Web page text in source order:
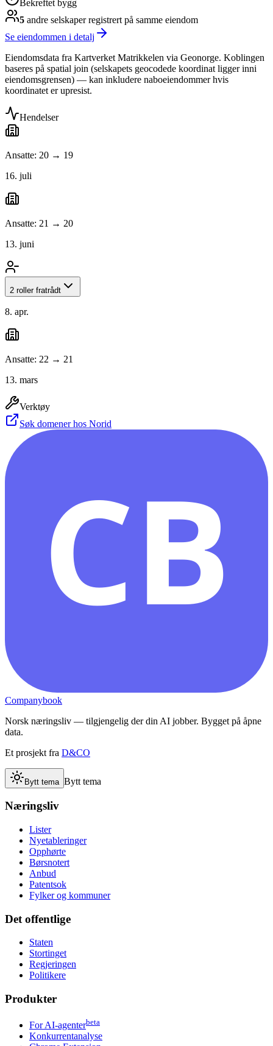
Bekreftet bygg
5 andre selskaperregistrert på samme eiendom
Se eiendommen i detalj
Eiendomsdata fra Kartverket Matrikkelen via Geonorge. Koblingen
baseres på spatial join (selskapets geocodede koordinat ligger inni
eiendomsgrensen) — kan inkludere naboeiendommer hvis
koordinatet er upresist.
Hendelser
Ansatte: 20 → 19
16. juli
Ansatte: 21 → 20
13. juni
2 roller fratrådt
8. apr.
Ansatte: 22 → 21
13. mars
Verktøy
Søk domener hos Norid
CB
Companybook
Norsk næringsliv — tilgjengelig der din AI jobber. Bygget på åpne
data.
Et prosjekt fra D&CO
Bytt tema Bytt tema
Næringsliv
Lister
Nyetableringer
Opphørte
Børsnotert
Anbud
Patentsok
Fylker og kommuner
Det offentlige
Staten
Stortinget
Regjeringen
Politikere
Produkter
For AI-agenterbeta
Konkurrentanalyse